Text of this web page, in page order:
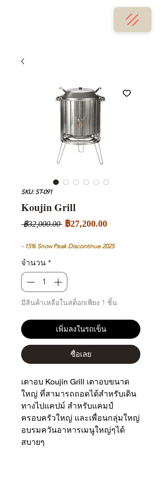
SKU: ST-091
Koujin Grill
฿32,000.00 ราคา
฿27,200.00ราคา
ลด
- 15% Snow Peak Discontinue 2025
จำนวน *
มีสินค้าเหลือในสต็อกเพียง 1 ชิ้น
เพิ่มลงในรถเข็น
ซื้อเลย
เตาอบ Koujin Grill เตาอบขนาด
ใหญ่ ที่สามารถถอดได้สำหรับเดิน
ทางไปแคปม์ สำหรับแคมป์
ครอบครัวใหญ่ และเพื่อนกลุ่มใหญ่
อบรมควันอาหารเมนูใหญ่ๆได้
สบายๆ